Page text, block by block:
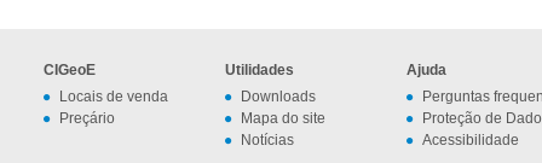
CIGeoE
Locais de venda
Preçário
Utilidades
Downloads
Mapa do site
Notícias
Ajuda
Perguntas
Proteção de
Acessibilidade